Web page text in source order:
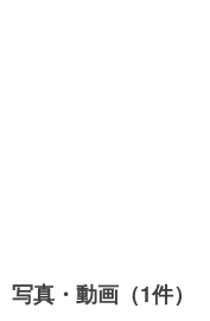
写真・動画（1件）